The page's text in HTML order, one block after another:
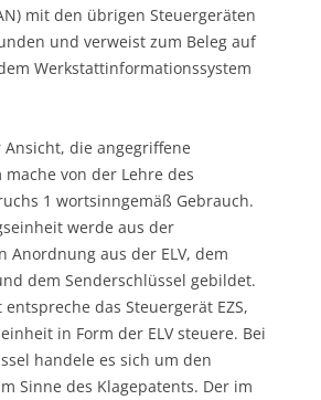
mit den übrigen Steuergeräten
und verweist zum Beleg auf
Werkstattinformationssystem
die angegriffene
von der Lehre des
1 wortsinngemäß Gebrauch.
werde aus der
Anordnung aus der ELV, dem
dem Senderschlüssel gebildet.
das Steuergerät EZS,
in Form der ELV steuere. Bei
handele es sich um den
Sinne des Klagepatents. Der im